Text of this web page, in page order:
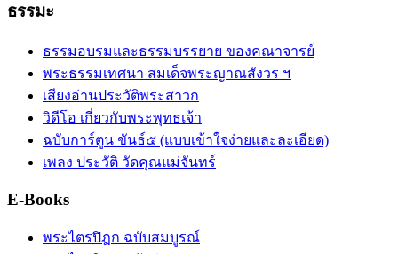
ธรรมะ
ธรรมอบรมและธรรมบรรยาย ของคณาจารย์
พระธรรมเทศนา สมเด็จพระญาณสังวร ฯ
เสียงอ่านประวัติพระสาวก
วิดีโอ เกี่ยวกับพระพุทธเจ้า
ฉบับการ์ตูน ขันธ์๕ (แบบเข้าใจง่ายและละเอียด)
เพลง ประวัติ วัดคุณแม่จันทร์
E-Books
พระไตรปิฎก ฉบับสมบูรณ์